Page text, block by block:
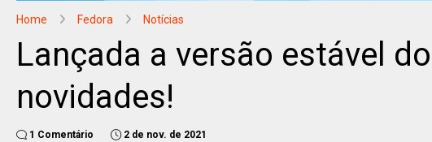
Home Fedora Notícias
Lançada a versão estável
novidades!
1 Comentário 2 de nov. de 2021